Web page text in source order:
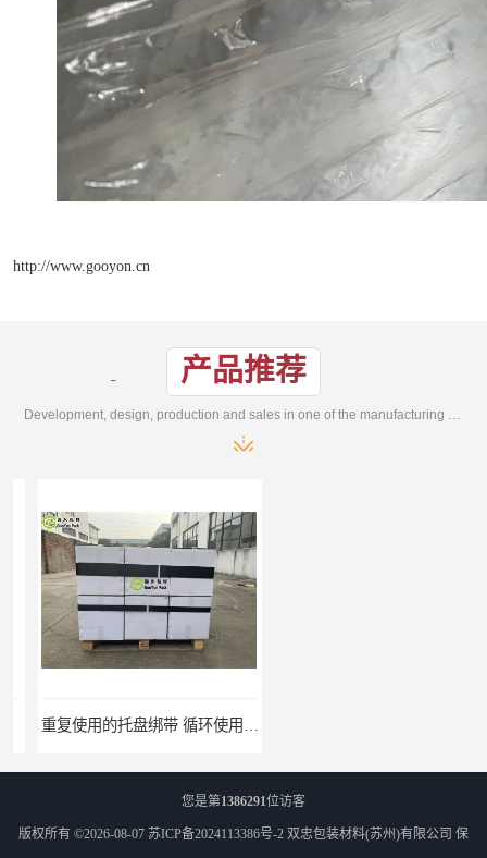
http://www.gooyon.cn
产品推荐
Development, design, production and sales in one of the manufacturing enterprises
重复使用的托盘绑带 循环使用 固永包材
您是第1386291位访客
版权所有 ©2026-08-07 苏ICP备2024113386号-2 双忠包装材料(苏州)有限公司 保